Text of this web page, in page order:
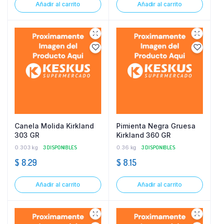
Añadir al carrito Añadir al carrito
Canela Molida Kirkland
303 GR
0.303 kg 3 DISPONIBLES
$ 8.29
Añadir al carrito
Pimienta Negra Gruesa
Kirkland 360 GR
0.36 kg 3 DISPONIBLES
$ 8.15
Añadir al carrito